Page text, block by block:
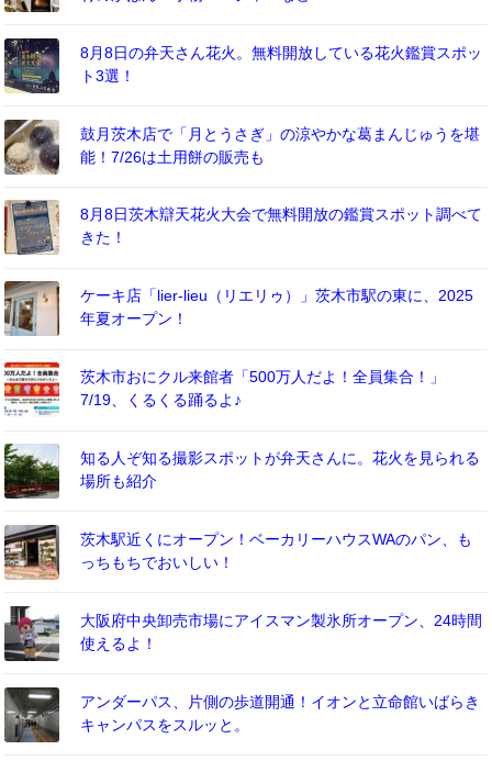
8月8日の弁天さん花火。無料開放している花火鑑賞スポッ
ト3選！
鼓月茨木店で「月とうさぎ」の涼やかな葛まんじゅうを堪
能！7/26は土用餅の販売も
8月8日茨木辯天花火大会で無料開放の鑑賞スポット調べて
きた！
ケーキ店「lier-lieu（リエリゥ）」茨木市駅の東に、2025
年夏オープン！
茨木市おにクル来館者「500万人だよ！全員集合！」
7/19、くるくる踊るよ♪
知る人ぞ知る撮影スポットが弁天さんに。花火を見られる
場所も紹介
茨木駅近くにオープン！ベーカリーハウスWAのパン、も
っちもちでおいしい！
大阪府中央卸売市場にアイスマン製氷所オープン、24時間
使えるよ！
アンダーパス、片側の歩道開通！イオンと立命館いばらき
キャンパスをスルッと。